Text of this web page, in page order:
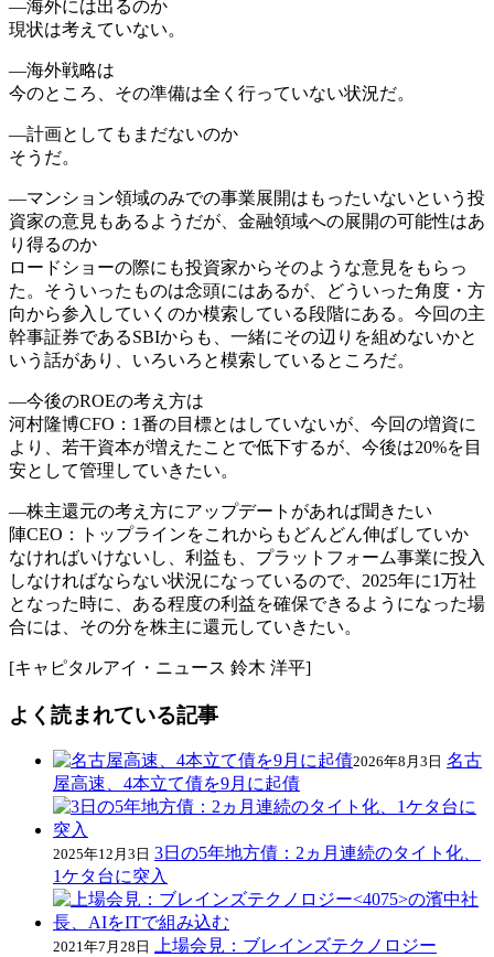
―海外には出るのか
現状は考えていない。
―海外戦略は
今のところ、その準備は全く行っていない状況だ。
―計画としてもまだないのか
そうだ。
―マンション領域のみでの事業展開はもったいないという投
資家の意見もあるようだが、金融領域への展開の可能性はあ
り得るのか
ロードショーの際にも投資家からそのような意見をもらっ
た。そういったものは念頭にはあるが、どういった角度・方
向から参入していくのか模索している段階にある。今回の主
幹事証券であるSBIからも、一緒にその辺りを組めないかと
いう話があり、いろいろと模索しているところだ。
―今後のROEの考え方は
河村隆博CFO：1番の目標とはしていないが、今回の増資に
より、若干資本が増えたことで低下するが、今後は20%を目
安として管理していきたい。
―株主還元の考え方にアップデートがあれば聞きたい
陣CEO：トップラインをこれからもどんどん伸ばしていか
なければいけないし、利益も、プラットフォーム事業に投入
しなければならない状況になっているので、2025年に1万社
となった時に、ある程度の利益を確保できるようになった場
合には、その分を株主に還元していきたい。
[キャピタルアイ・ニュース 鈴木 洋平]
よく読まれている記事
2026年8月3日 名古
屋高速、4本立て債を9月に起債
2025年12月3日 3日の5年地方債：2ヵ月連続のタイト化、
1ケタ台に突入
2021年7月28日
上場会見：ブレインズテクノロジー